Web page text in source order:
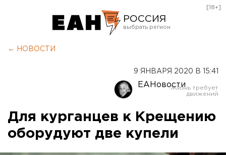
РОССИЯ
Оренбург
[18+]
← НОВОСТИ
9 ЯНВАРЯ 2020 В 15:41
ЕАНовости
Для курганцев к Крещению
оборудуют две купели